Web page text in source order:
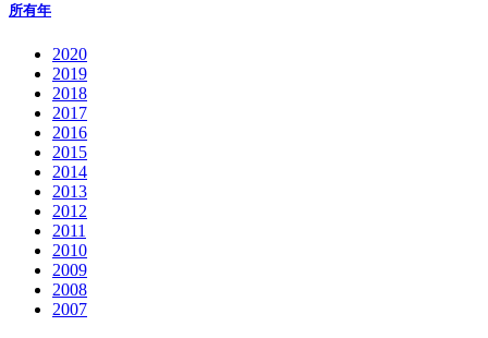
所有年
2020
2019
2018
2017
2016
2015
2014
2013
2012
2011
2010
2009
2008
2007